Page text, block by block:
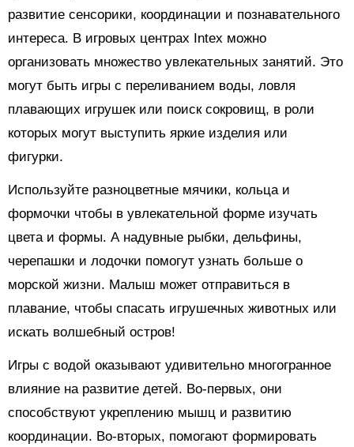
развитие сенсорики, координации и познавательного
интереса. В игровых центрах Intex можно
организовать множество увлекательных занятий. Это
могут быть игры с переливанием воды, ловля
плавающих игрушек или поиск сокровищ, в роли
которых могут выступить яркие изделия или
фигурки.
Используйте разноцветные мячики, кольца и
формочки чтобы в увлекательной форме изучать
цвета и формы. А надувные рыбки, дельфины,
черепашки и лодочки помогут узнать больше о
морской жизни. Малыш может отправиться в
плавание, чтобы спасать игрушечных животных или
искать волшебный остров!
Игры с водой оказывают удивительно многогранное
влияние на развитие детей. Во-первых, они
способствуют укреплению мышц и развитию
координации. Во-вторых, помогают формировать